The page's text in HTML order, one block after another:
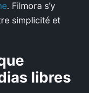
. Filmora s’y
simplicité et
libres